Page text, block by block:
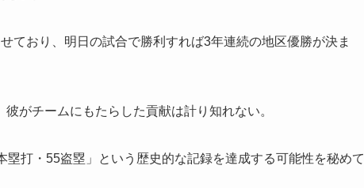
ており、明日の試合で勝利すれば3年連続の地区優勝が決ま
がチームにもたらした貢献は計り知れない。
打・55盗塁」という歴史的な記録を達成する可能性を秘めて